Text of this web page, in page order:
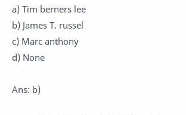
a) Tim berners lee
b) James T. russel
c) Marc anthony
d) None
Ans: b)